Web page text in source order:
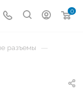
0
разъемы —